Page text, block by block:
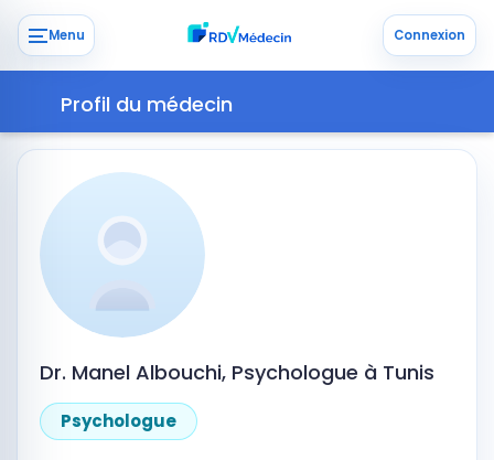
Menu Connexion
Profil du médecin
Dr. Manel Albouchi, Psychologue à Tunis
Psychologue